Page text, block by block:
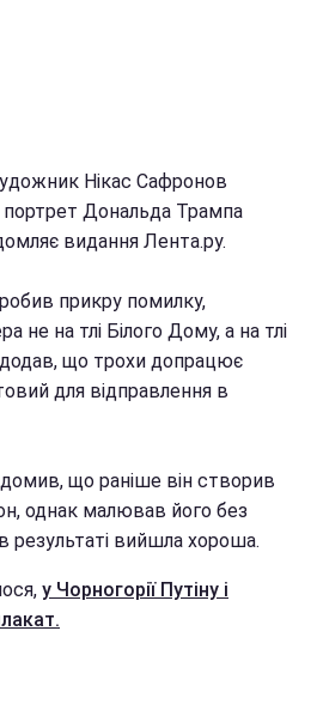
Нікас Сафронов
Дональда Трампа
видання Лента.ру.
прикру помилку,
не на тлі Білого Дому, а на тлі
що трохи допрацює
для відправлення в
що раніше він створив
однак малював його без
результаті вийшла хороша.
у Чорногорії Путіну і